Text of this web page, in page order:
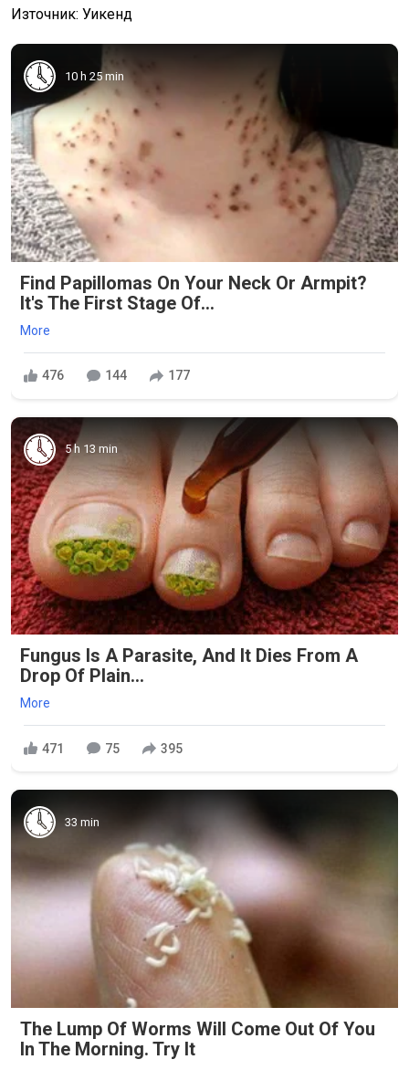
Източник: Уикенд
10 h 25 min
Find Papillomas On Your Neck Or Armpit?
It's The First Stage Of...
More
476 144 177
5 h 13 min
Fungus Is A Parasite, And It Dies From A
Drop Of Plain...
More
471 75 395
33 min
The Lump Of Worms Will Come Out Of You
In The Morning. Try It